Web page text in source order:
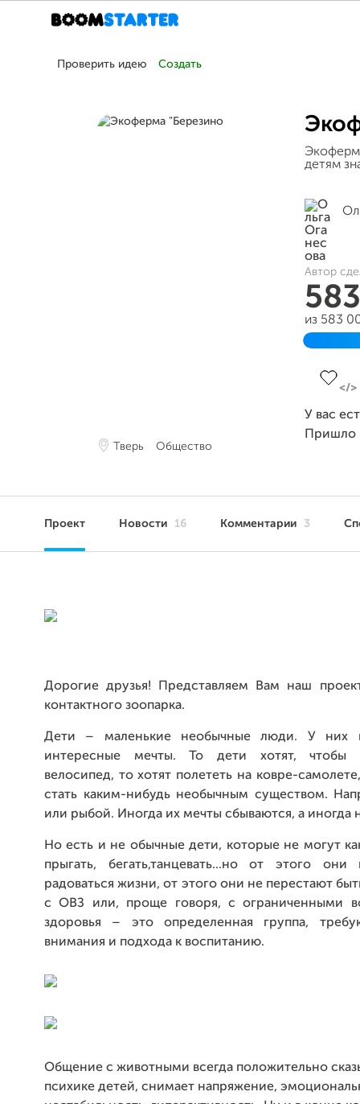
Проверить идею Создать
Тверь Общество
детям
Автор
из 583
У вас
Проект Новости 16 Комментарии 3
Дорогие друзья! Представляем Вам наш
контактного зоопарка.
Дети – маленькие необычные люди. У них
интересные мечты. То дети хотят, чтобы
велосипед, то хотят полететь на ковре-
стать каким-нибудь необычным существом.
или рыбой. Иногда их мечты сбываются, а иногда
Но есть и не обычные дети, которые не могут
прыгать, бегать,танцевать...но от этого они
радоваться жизни, от этого они не перестают
с ОВЗ или, проще говоря, с ограниченными
здоровья – это определенная группа,
внимания и подхода к воспитанию.
Общение с животными всегда положительно
психике детей, снимает напряжение,